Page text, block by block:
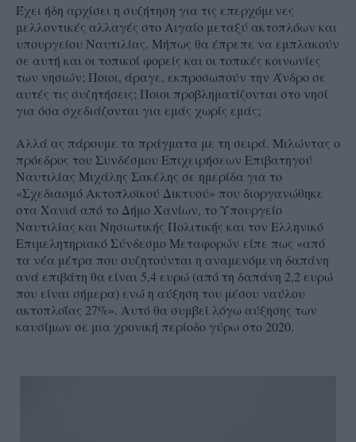
Έχει ήδη αρχίσει η συζήτηση για τις επερχόμενες
μελλοντικές αλλαγές στο Αιγαίο μεταξύ ακτοπλόων και
υπουργείου Ναυτιλίας. Μήπως θα έπρεπε να εμπλακούν
σε αυτή και οι τοπικοί φορείς και οι τοπικές κοινωνίες
των νησιών; Ποιοι, άραγε, εκπροσωπούν την Άνδρο σε
αυτές τις συζητήσεις; Ποιοι προβληματίζονται στο νησί
για όσα σχεδιάζονται για εμάς χωρίς εμάς;
Αλλά ας πάρουμε τα πράγματα με τη σειρά. Μιλώντας ο
πρόεδρος του Συνδέσμου Επιχειρήσεων Επιβατηγού
Ναυτιλίας Μιχάλης Σακέλης σε ημερίδα για το
«Σχεδιασμό Ακτοπλοϊκού Δικτυού» που διοργανώθηκε
στα Χανιά από το Δήμο Χανίων, το Υπουργείο
Ναυτιλίας και Νησιωτικής Πολιτικής και τον Ελληνικό
Επιμελητηριακό Σύνδεσμο Μεταφορών είπε πως «από
τα νέα μέτρα που συζητούνται η αναμενόμενη δαπάνη
ανά επιβάτη θα είναι 5,4 ευρώ (από τη δαπάνη 2,2 ευρώ
που είναι σήμερα) ενώ η αύξηση του μέσου ναύλου
ακτοπλοΐας 27%». Αυτό θα συμβεί λόγω αύξησης των
καυσίμων σε μια χρονική περίοδο γύρω στο 2020.